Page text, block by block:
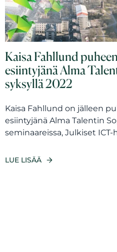
Kaisa Fahllund
esiintyjänä Alma
syksyllä 2022
Kaisa Fahllund on jälleen
esiintyjänä Alma Talentin
seminaareissa, Julkiset ICT-
LUE LISÄÄ